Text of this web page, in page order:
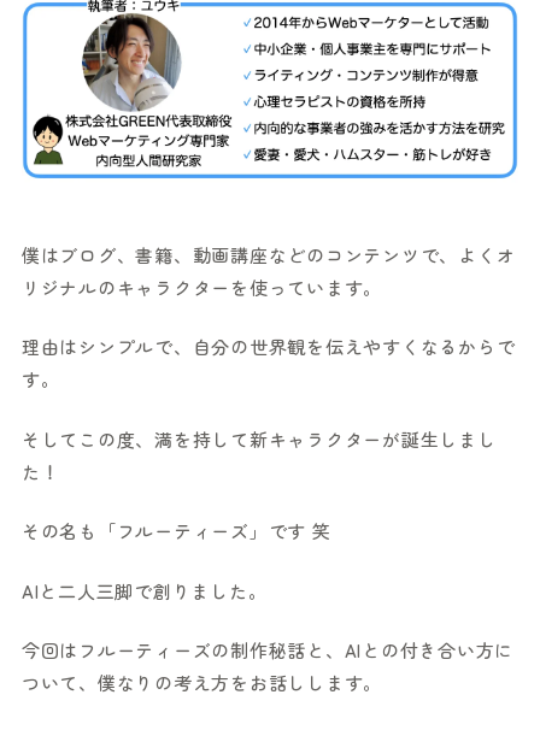
僕はブログ、書籍、動画講座などのコンテンツで、よくオ
リジナルのキャラクターを使っています。
理由はシンプルで、自分の世界観を伝えやすくなるからで
す。
そしてこの度、満を持して新キャラクターが誕生しまし
た！
その名も「フルーティーズ」です 笑
AIと二人三脚で創りました。
今回はフルーティーズの制作秘話と、AIとの付き合い方に
ついて、僕なりの考え方をお話しします。